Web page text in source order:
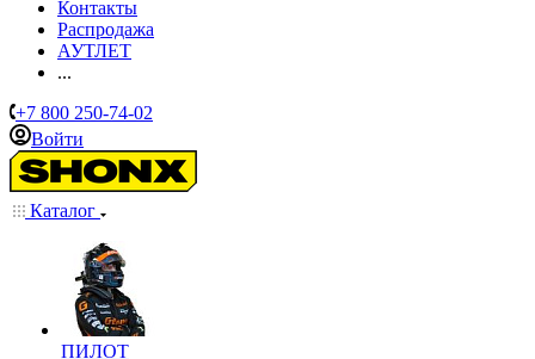
Контакты
Распродажа
АУТЛЕТ
...
+7 800 250-74-02
Войти
Каталог
ПИЛОТ